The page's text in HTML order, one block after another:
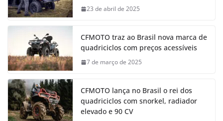
23 de abril de 2025
CFMOTO traz ao Brasil nova marca de
quadriciclos com preços acessíveis
7 de março de 2025
CFMOTO lança no Brasil o rei dos
quadriciclos com snorkel, radiador
elevado e 90 CV